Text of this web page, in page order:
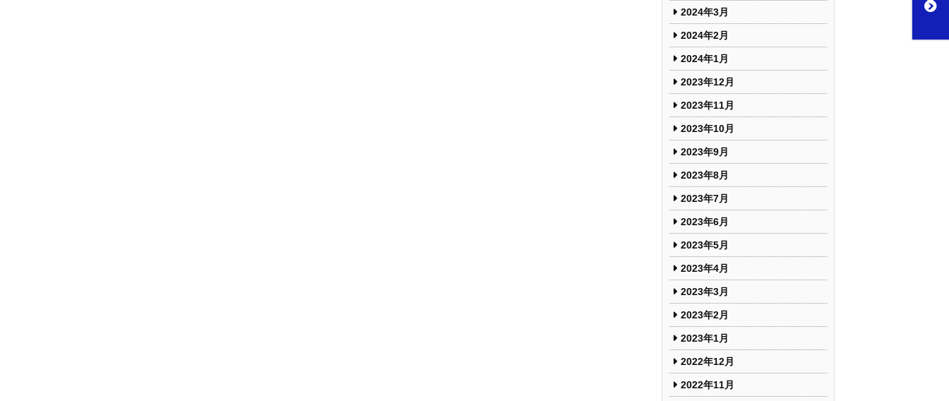
2024年3月
2024年2月
2024年1月
2023年12月
2023年11月
2023年10月
2023年9月
2023年8月
2023年7月
2023年6月
2023年5月
2023年4月
2023年3月
2023年2月
2023年1月
2022年12月
2022年11月